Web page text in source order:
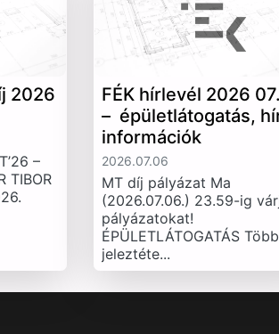
2026
–
TIBOR
FÉK hírlevél 2026
– épületlátogatás,
információk
2026.07.06
MT díj pályázat Ma
(2026.07.06.) 23.59-ig
pályázatokat!
ÉPÜLETLÁTOGATÁS
jeleztéte...